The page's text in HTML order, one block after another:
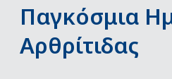
Παγκόσμια
Αρθρίτιδας